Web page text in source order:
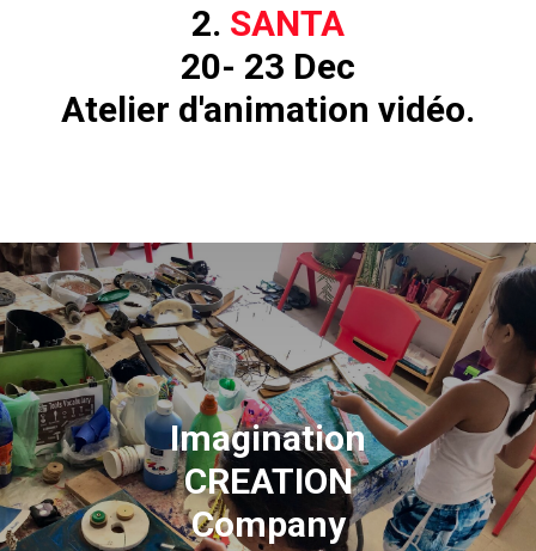
2. SANTA
20- 23 Dec
Atelier d'animation vidéo.
Imagination
CREATION
Company